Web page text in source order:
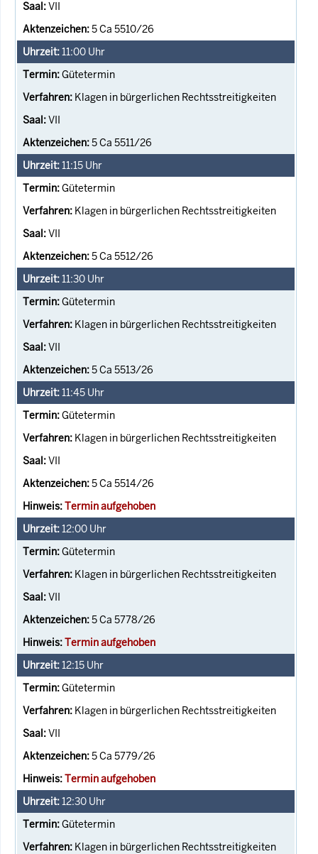
VII
5 Ca 5510/26
11:00 Uhr
Gütetermin
Klagen in bürgerlichen Rechtsstreitigkeiten
VII
5 Ca 5511/26
11:15 Uhr
Gütetermin
Klagen in bürgerlichen Rechtsstreitigkeiten
VII
5 Ca 5512/26
11:30 Uhr
Gütetermin
Klagen in bürgerlichen Rechtsstreitigkeiten
VII
5 Ca 5513/26
11:45 Uhr
Gütetermin
Klagen in bürgerlichen Rechtsstreitigkeiten
VII
5 Ca 5514/26
Termin aufgehoben
12:00 Uhr
Gütetermin
Klagen in bürgerlichen Rechtsstreitigkeiten
VII
5 Ca 5778/26
Termin aufgehoben
12:15 Uhr
Gütetermin
Klagen in bürgerlichen Rechtsstreitigkeiten
VII
5 Ca 5779/26
Termin aufgehoben
12:30 Uhr
Gütetermin
Klagen in bürgerlichen Rechtsstreitigkeiten